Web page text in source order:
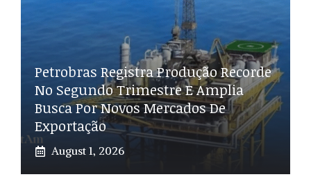
Petrobras Registra Produção Recorde
No Segundo Trimestre E Amplia
Busca Por Novos Mercados De
Exportação
August 1, 2026